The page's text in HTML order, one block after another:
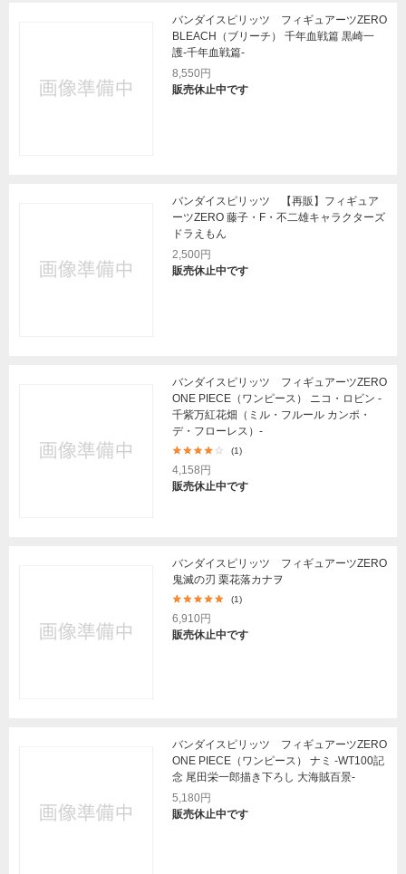
バンダイスピリッツ フィギュアーツZERO
BLEACH（ブリーチ） 千年血戦篇 黒崎一
護-千年血戦篇-
8,550円
販売休止中です
バンダイスピリッツ 【再販】フィギュア
ーツZERO 藤子・F・不二雄キャラクターズ
ドラえもん
2,500円
販売休止中です
バンダイスピリッツ フィギュアーツZERO
ONE PIECE（ワンピース） ニコ・ロビン -
千紫万紅花畑（ミル・フルール カンポ・
デ・フローレス）-
(1)
4,158円
販売休止中です
バンダイスピリッツ フィギュアーツZERO
鬼滅の刃 栗花落カナヲ
(1)
6,910円
販売休止中です
バンダイスピリッツ フィギュアーツZERO
ONE PIECE（ワンピース） ナミ -WT100記
念 尾田栄一郎描き下ろし 大海賊百景-
5,180円
販売休止中です